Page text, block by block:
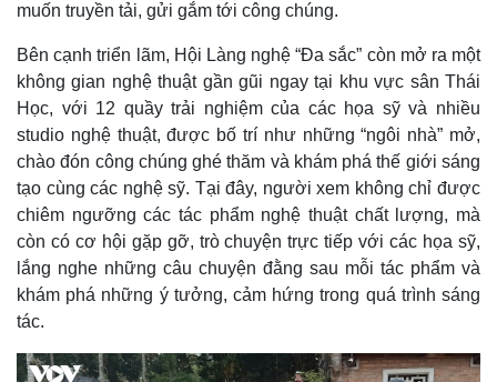
muốn truyền tải, gửi gắm tới công chúng.
Bên cạnh triển lãm, Hội Làng nghệ “Đa sắc” còn mở ra một
không gian nghệ thuật gần gũi ngay tại khu vực sân Thái
Học, với 12 quầy trải nghiệm của các họa sỹ và nhiều
studio nghệ thuật, được bố trí như những “ngôi nhà” mở,
chào đón công chúng ghé thăm và khám phá thế giới sáng
tạo cùng các nghệ sỹ. Tại đây, người xem không chỉ được
chiêm ngưỡng các tác phẩm nghệ thuật chất lượng, mà
còn có cơ hội gặp gỡ, trò chuyện trực tiếp với các họa sỹ,
lắng nghe những câu chuyện đằng sau mỗi tác phẩm và
khám phá những ý tưởng, cảm hứng trong quá trình sáng
tác.